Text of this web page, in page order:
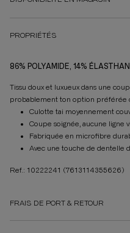
PROPRIÉTÉS
86% POLYAMIDE, 14%
Tissu doux et luxueux dans une
probablement ton option préférée
Culotte tai moyennement
Coupe soignée, aucune ligne
Fabriquée en microfibre
Avec une touche de dentelle
Ref.: 10222241 (7613114355626)
FRAIS DE PORT & RETOUR